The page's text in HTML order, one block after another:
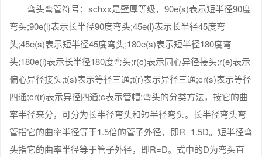
弯头弯管符号：schxx是壁厚等级，90e(s)表示短半径90度
弯头;90e(l)表示长半径90度弯头;45e(l)表示长半径45度弯
头;45e(s)表示短半径45度弯头;180e(s)表示短半径180度弯
头;180e(l)表示长半径180度弯头;r(c)表示同心异径接头;r(e)表示
偏心异径接头;t(s)表示等径三通;t(r)表示异径三通;cr(s)表示等径
四通;cr(r)表示异径四通;c表示管帽;弯头的分类方法，按它的曲
率半径来分，可分为长半径弯头和短半径弯头。长半径弯头弯
管指它的曲率半径等于1.5倍的管子外径，即R=1.5D。短半径弯
头指它的曲率半径等于管子外径，即R=D。式中的D为弯头直